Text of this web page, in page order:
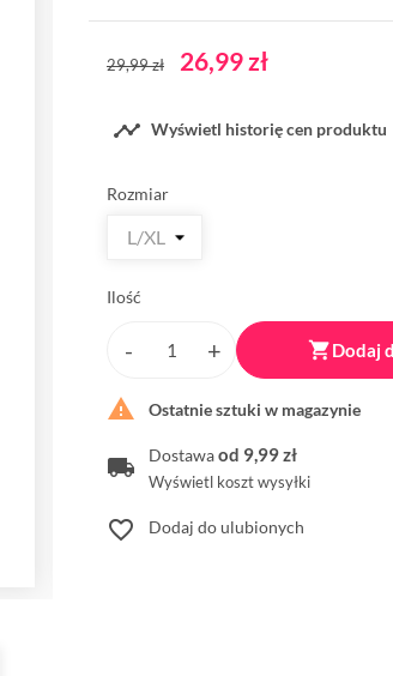
29,99 zł 26,99 zł
 Wyświetl historię cen produktu
Rozmiar
Ilość
Dodaj
 Ostatnie sztuki w magazynie
Dostawaod 9,99 zł
Wyświetl koszt wysyłki
favorite_border Dodaj do ulubionych